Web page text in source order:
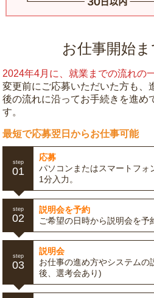
お仕事開始
2024年4月に、就業までの流れの
変更前にご応募いただいた方も、
後の流れに沿ってお手続きを進め
す。
最短で応募翌日からお仕事可能
step
01
応募
パソコンまたはスマートフォ
1分入力。
step
02
説明会を予約
ご希望の日時から説明会を予
step
03
説明会
お仕事の進め方やシステム
後、選考会あり)